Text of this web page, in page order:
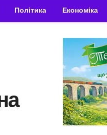
Політика Економіка